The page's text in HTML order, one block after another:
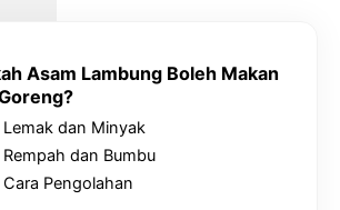
Asam Lambung Boleh Makan
Lemak dan Minyak
Rempah dan Bumbu
Cara Pengolahan